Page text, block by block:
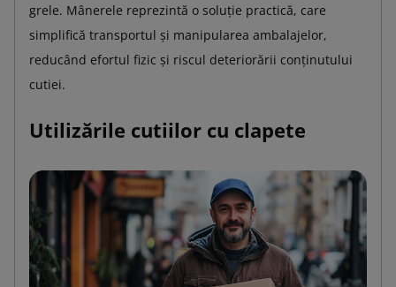
grele. Mânerele reprezintă o soluție practică, care
simplifică transportul și manipularea ambalajelor,
reducând efortul fizic și riscul deteriorării conținutului
cutiei.
Utilizările cutiilor cu clapete